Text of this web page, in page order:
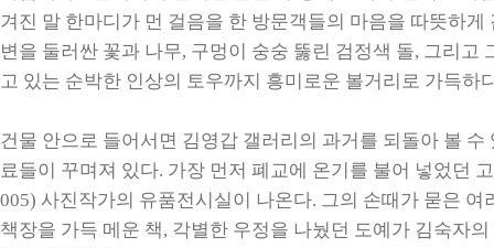
겨진 말 한마디가 먼 걸음을 한 방문객들의 마음을 따뜻하게
변을 둘러싼 꽃과 나무, 구멍이 숭숭 뚫린 검정색 돌, 그리고
고 있는 순박한 인상의 토우까지 흥미로운 볼거리로 가득하
건물 안으로 들어서면 김영갑 갤러리의 과거를 되돌아 볼 수
료들이 꾸며져 있다. 가장 먼저 폐교에 온기를 불어 넣었던
005) 사진작가의 유품전시실이 나온다. 그의 손때가 묻은 여
책장을 가득 메운 책, 각별한 우정을 나눴던 도예가 김숙자